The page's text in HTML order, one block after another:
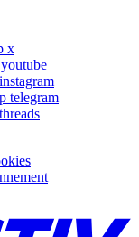
x
telegram